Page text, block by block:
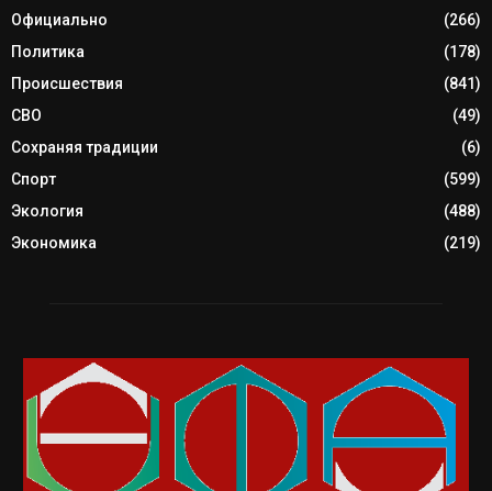
Официально
(266)
Политика
(178)
Происшествия
(841)
СВО
(49)
Сохраняя традиции
(6)
Спорт
(599)
Экология
(488)
Экономика
(219)